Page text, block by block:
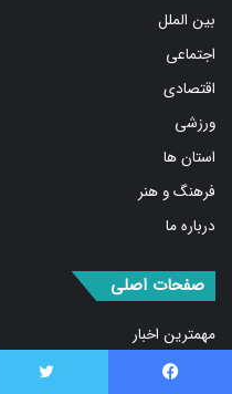
اجتماعی
اقتصادی
ورزشی
استان ها
فرهنگ و هنر
درباره ما
مهمترین اخبار
پربیننده‌ترین اخبار
مشروح اخبار